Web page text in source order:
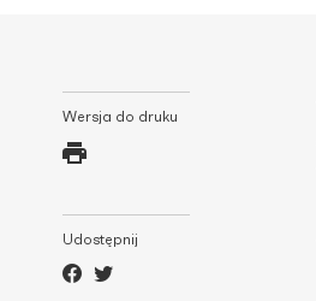
Wersja do druku
Udostępnij